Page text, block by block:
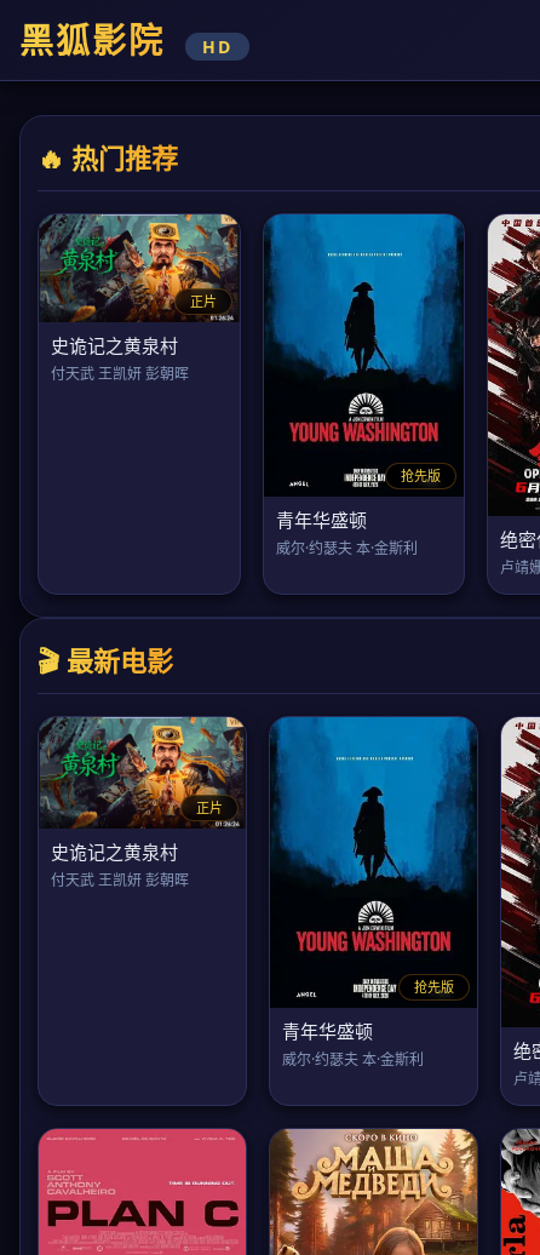
黑狐影院 HD
🔥 热门推荐
正片
史诡记之黄泉村
付天武 王凯妍 彭朝晖
抢先版
青年华盛顿
威尔·约瑟夫 本·金斯利 绝
卢靖
🎬 最新电影
正片
史诡记之黄泉村
付天武 王凯妍 彭朝晖
抢先版
青年华盛顿
威尔·约瑟夫 本·金斯利 绝
卢